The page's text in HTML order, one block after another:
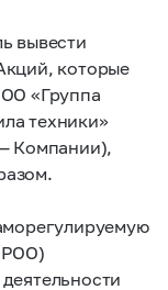
вывести
которые
«Группа
техники»
Компании),